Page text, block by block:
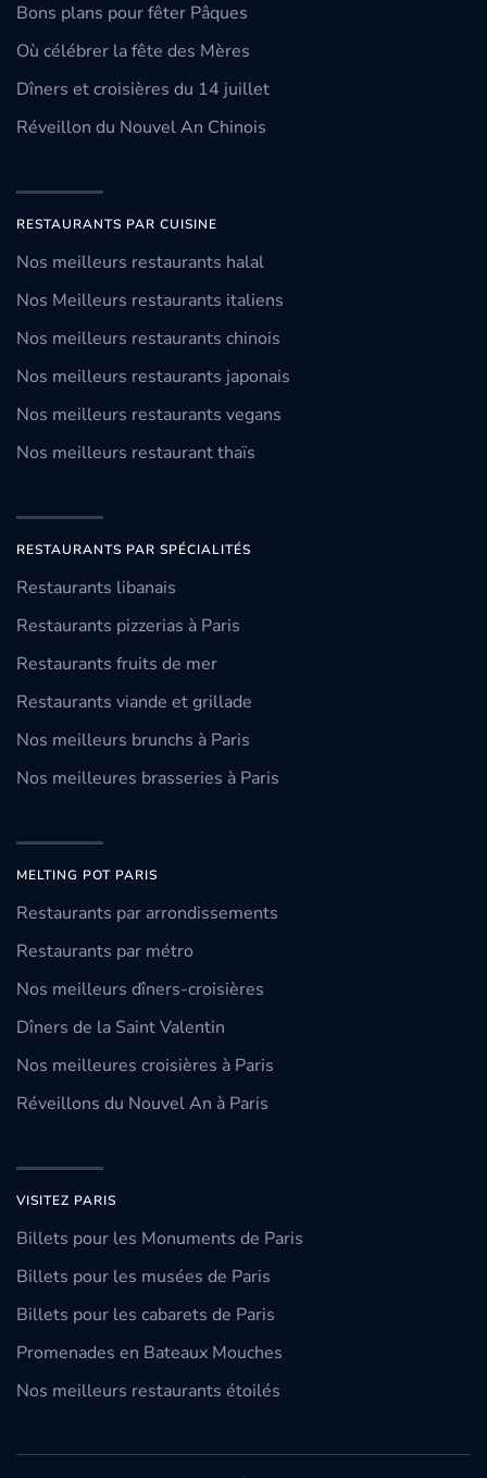
Bons plans pour fêter Pâques
Où célébrer la fête des Mères
Dîners et croisières du 14 juillet
Réveillon du Nouvel An Chinois
RESTAURANTS PAR CUISINE
Nos meilleurs restaurants halal
Nos Meilleurs restaurants italiens
Nos meilleurs restaurants chinois
Nos meilleurs restaurants japonais
Nos meilleurs restaurants vegans
Nos meilleurs restaurant thaïs
RESTAURANTS PAR SPÉCIALITÉS
Restaurants libanais
Restaurants pizzerias à Paris
Restaurants fruits de mer
Restaurants viande et grillade
Nos meilleurs brunchs à Paris
Nos meilleures brasseries à Paris
MELTING POT PARIS
Restaurants par arrondissements
Restaurants par métro
Nos meilleurs dîners-croisières
Dîners de la Saint Valentin
Nos meilleures croisières à Paris
Réveillons du Nouvel An à Paris
VISITEZ PARIS
Billets pour les Monuments de Paris
Billets pour les musées de Paris
Billets pour les cabarets de Paris
Promenades en Bateaux Mouches
Nos meilleurs restaurants étoilés